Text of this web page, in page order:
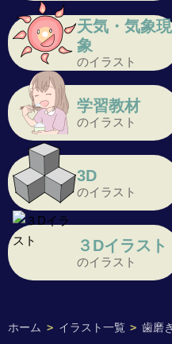
ホーム > イラスト一覧 > 歯磨
天気・気象現
象
のイラスト
学習教材
のイラスト
3D
のイラスト
３Dイラスト
のイラスト